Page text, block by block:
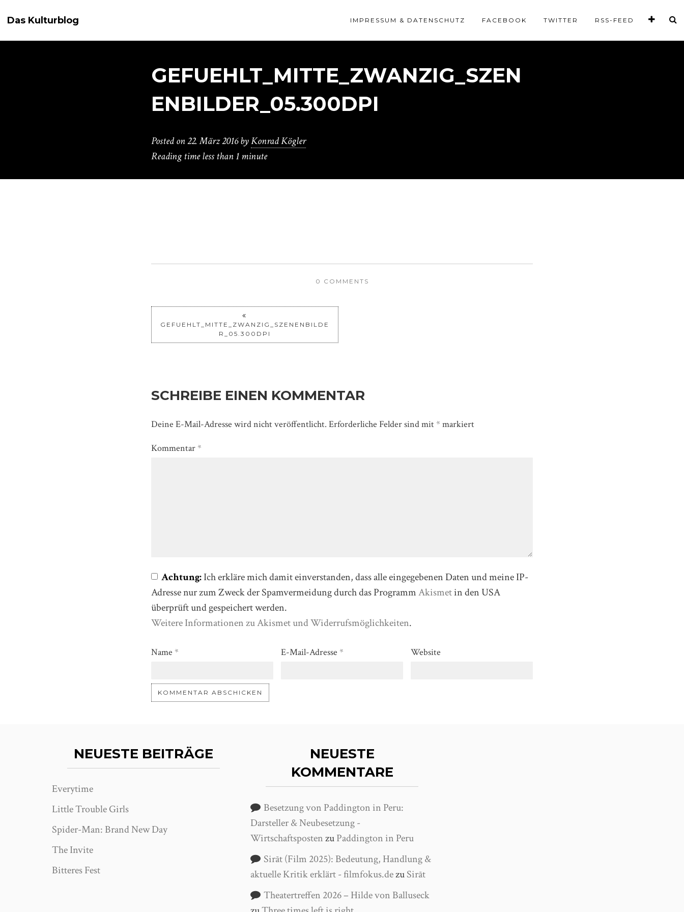
Das Kulturblog IMPRESSUM & DATENSCHUTZ FACEBOOK TWITTER RSS-FEED
GEFUEHLT_MITTE_ZWANZIG_SZEN
ENBILDER_05.300DPI
Posted on22. März 2016byKonrad Kögler
Reading timeless than 1 minute
0 COMMENTS
GEFUEHLT_MITTE_ZWANZIG_SZENENBILDE
R_05.300DPI
SCHREIBE EINEN KOMMENTAR
Deine E-Mail-Adresse wird nicht veröffentlicht. Erforderliche Felder sind mit * markiert
Kommentar *
Achtung:Ich erkläre mich damit einverstanden, dass alle eingegebenen Daten und meine IP-
Adresse nur zum Zweck der Spamvermeidung durch das ProgrammAkismetin den USA
überprüft und gespeichert werden.
Weitere Informationen zu Akismet und Widerrufsmöglichkeiten.
Name * E-Mail-Adresse * Website
NEUESTE BEITRÄGE
Everytime
Little Trouble Girls
Spider-Man: Brand New Day
The Invite
Bitteres Fest
NEUESTE
KOMMENTARE
Besetzung von Paddington in Peru:
Darsteller & Neubesetzung -
WirtschaftspostenzuPaddington in Peru
Sirāt (Film 2025): Bedeutung, Handlung &
aktuelle Kritik erklärt - filmfokus.dezuSirāt
Theatertreffen 2026 – Hilde von Balluseck